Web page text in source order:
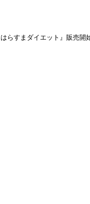
らすまダイエット』販売開